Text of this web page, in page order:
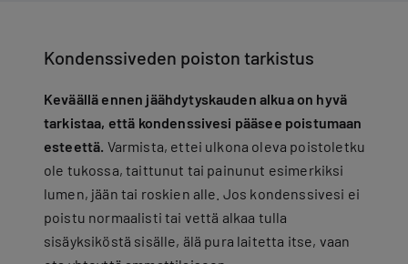
Kondenssiveden poiston tarkistus
Keväällä ennen jäähdytyskauden alkua on hyvä
tarkistaa, että kondenssivesi pääsee poistumaan
esteettä. Varmista, ettei ulkona oleva poistoletku
ole tukossa, taittunut tai painunut esimerkiksi
lumen, jään tai roskien alle. Jos kondenssivesi ei
poistu normaalisti tai vettä alkaa tulla
sisäyksiköstä sisälle, älä pura laitetta itse, vaan